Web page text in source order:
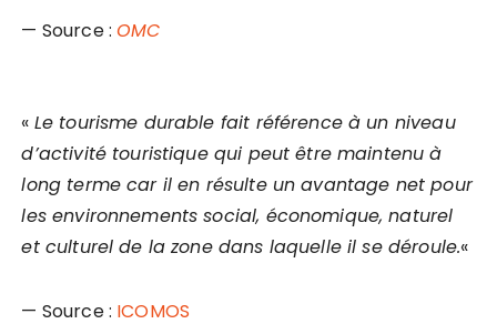
— Source :OMC
« Le tourisme durable fait référence à un niveau
d’activité touristique qui peut être maintenu à
long terme car il en résulte un avantage net pour
les environnements social, économique, naturel
et culturel de la zone dans laquelle il se déroule.«
— Source : ICOMOS